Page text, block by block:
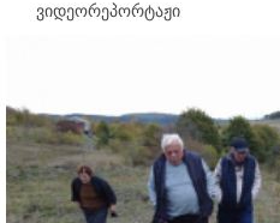
ვიდეორეპორტაჟი